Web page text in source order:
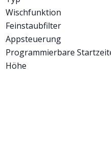
Wischfunktion
Feinstaubfilter
Appsteuerung
Programmierbare
Höhe